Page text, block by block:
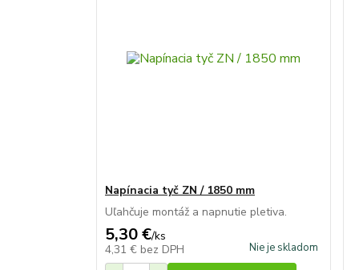
Napínacia tyč ZN / 1850 mm
Uľahčuje montáž a napnutie pletiva.
5,30 €/ks
4,31 € bez DPH Nie je skladom